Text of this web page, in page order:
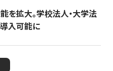
を拡大。学校法人・大学法
入可能に